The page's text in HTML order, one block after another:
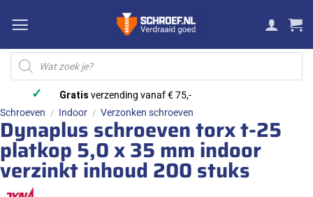
naar
inhoud
Producten
zoeken
✓ Gratis verzending vanaf € 75,-
Schroeven / Indoor / Verzonken schroeven
Dynaplus schroeven torx t-25
platkop 5,0 x 35 mm indoor
verzinkt inhoud 200 stuks